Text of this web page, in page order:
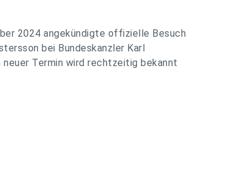
2024 angekündigte offizielle Besuch
bei Bundeskanzler Karl
Termin wird rechtzeitig bekannt